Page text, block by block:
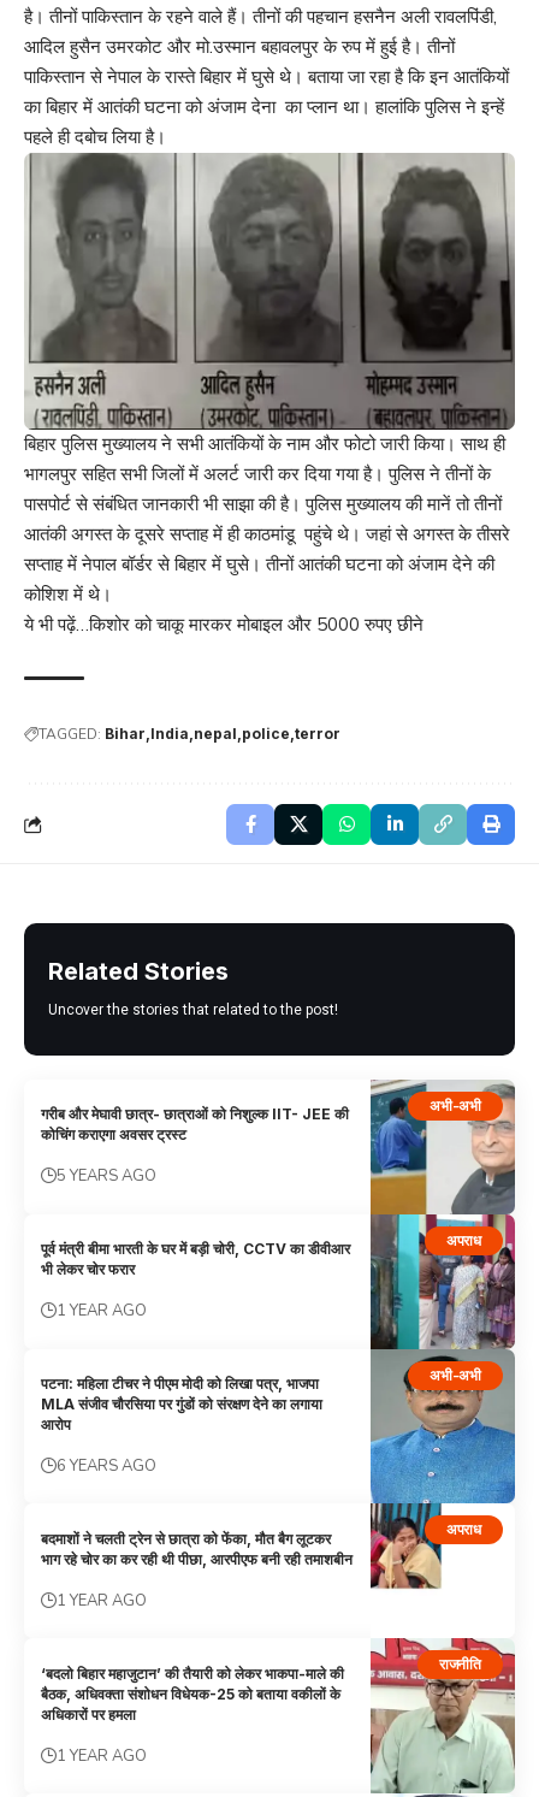
है। तीनों पाकिस्तान के रहने वाले हैं। तीनों की पहचान हसनैन अली रावलपिंडी,
आदिल हुसैन उमरकोट और मो.उस्मान बहावलपुर के रुप में हुई है। तीनों
पाकिस्तान से नेपाल के रास्ते बिहार में घुसे थे। बताया जा रहा है कि इन आतंकियों
का बिहार में आतंकी घटना को अंजाम देना का प्लान था। हालांकि पुलिस ने इन्हें
पहले ही दबोच लिया है।
बिहार पुलिस मुख्यालय ने सभी आतंकियों के नाम और फोटो जारी किया। साथ ही
भागलपुर सहित सभी जिलों में अलर्ट जारी कर दिया गया है। पुलिस ने तीनों के
पासपोर्ट से संबंधित जानकारी भी साझा की है। पुलिस मुख्यालय की मानें तो तीनों
आतंकी अगस्त के दूसरे सप्ताह में ही काठमांडू पहुंचे थे। जहां से अगस्त के तीसरे
सप्ताह में नेपाल बॉर्डर से बिहार में घुसे। तीनों आतंकी घटना को अंजाम देने की
कोशिश में थे।
ये भी पढ़ें…किशोर को चाकू मारकर मोबाइल और 5000 रुपए छीने
TAGGED: Bihar India nepal police terror
Related Stories
Uncover the stories that related to the post!
अभी-अभी
गरीब और मेघावी छात्र- छात्राओं को निशुल्क IIT- JEE की
कोचिंग कराएगा अवसर ट्रस्ट
5 YEARS AGO
अपराध
पूर्व मंत्री बीमा भारती के घर में बड़ी चोरी, CCTV का डीवीआर
भी लेकर चोर फरार
1 YEAR AGO
अभी-अभी
पटना: महिला टीचर ने पीएम मोदी को लिखा पत्र, भाजपा
MLA संजीव चौरसिया पर गुंडों को संरक्षण देने का लगाया
आरोप
6 YEARS AGO
अपराध
बदमाशों ने चलती ट्रेन से छात्रा को फेंका, मौत बैग लूटकर
भाग रहे चोर का कर रही थी पीछा, आरपीएफ बनी रही तमाशबीन
1 YEAR AGO
राजनीति
‘बदलो बिहार महाजुटान’ की तैयारी को लेकर भाकपा-माले की
बैठक, अधिवक्ता संशोधन विधेयक-25 को बताया वकीलों के
अधिकारों पर हमला
1 YEAR AGO